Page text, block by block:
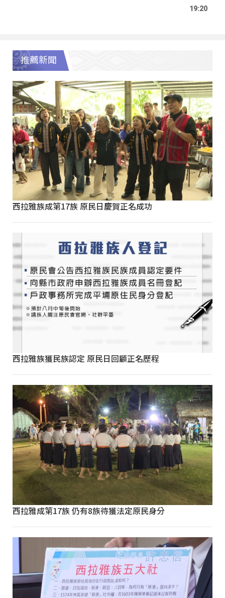
19:20
推薦新聞
西拉雅族成第17族 原民日慶賀正名成功
西拉雅族獲民族認定 原民日回顧正名歷程
西拉雅成第17族 仍有8族待獲法定原民身分